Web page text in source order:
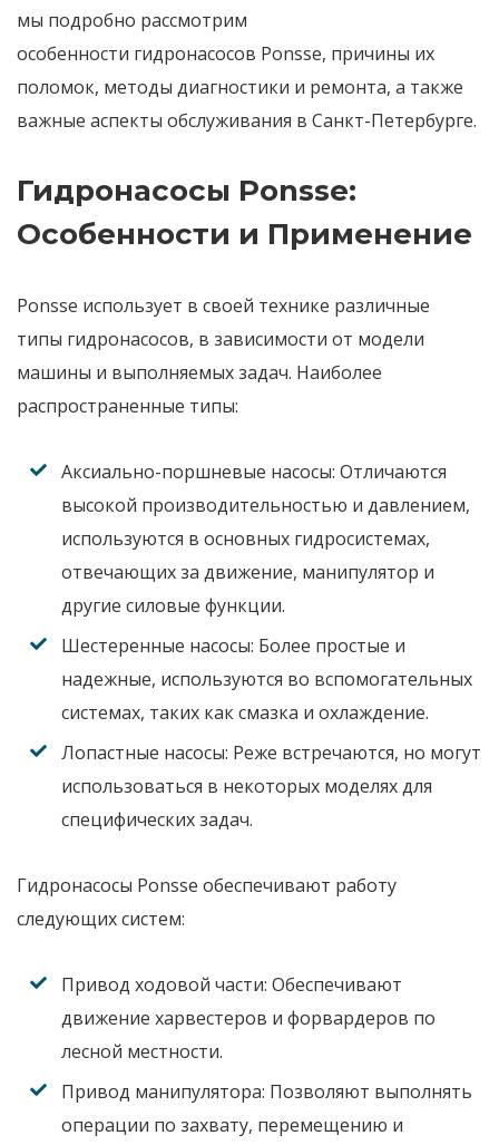
мы подробно рассмотрим
особенности гидронасосов Ponsse, причины их
поломок, методы диагностики и ремонта, а также
важные аспекты обслуживания в Санкт-Петербурге.
Гидронасосы Ponsse:
Особенности и Применение
Ponsse использует в своей технике различные
типы гидронасосов, в зависимости от модели
машины и выполняемых задач. Наиболее
распространенные типы:
Аксиально-поршневые насосы: Отличаются
высокой производительностью и давлением,
используются в основных гидросистемах,
отвечающих за движение, манипулятор и
другие силовые функции.
Шестеренные насосы: Более простые и
надежные, используются во вспомогательных
системах, таких как смазка и охлаждение.
Лопастные насосы: Реже встречаются, но могут
использоваться в некоторых моделях для
специфических задач.
Гидронасосы Ponsse обеспечивают работу
следующих систем:
Привод ходовой части: Обеспечивают
движение харвестеров и форвардеров по
лесной местности.
Привод манипулятора: Позволяют выполнять
операции по захвату, перемещению и